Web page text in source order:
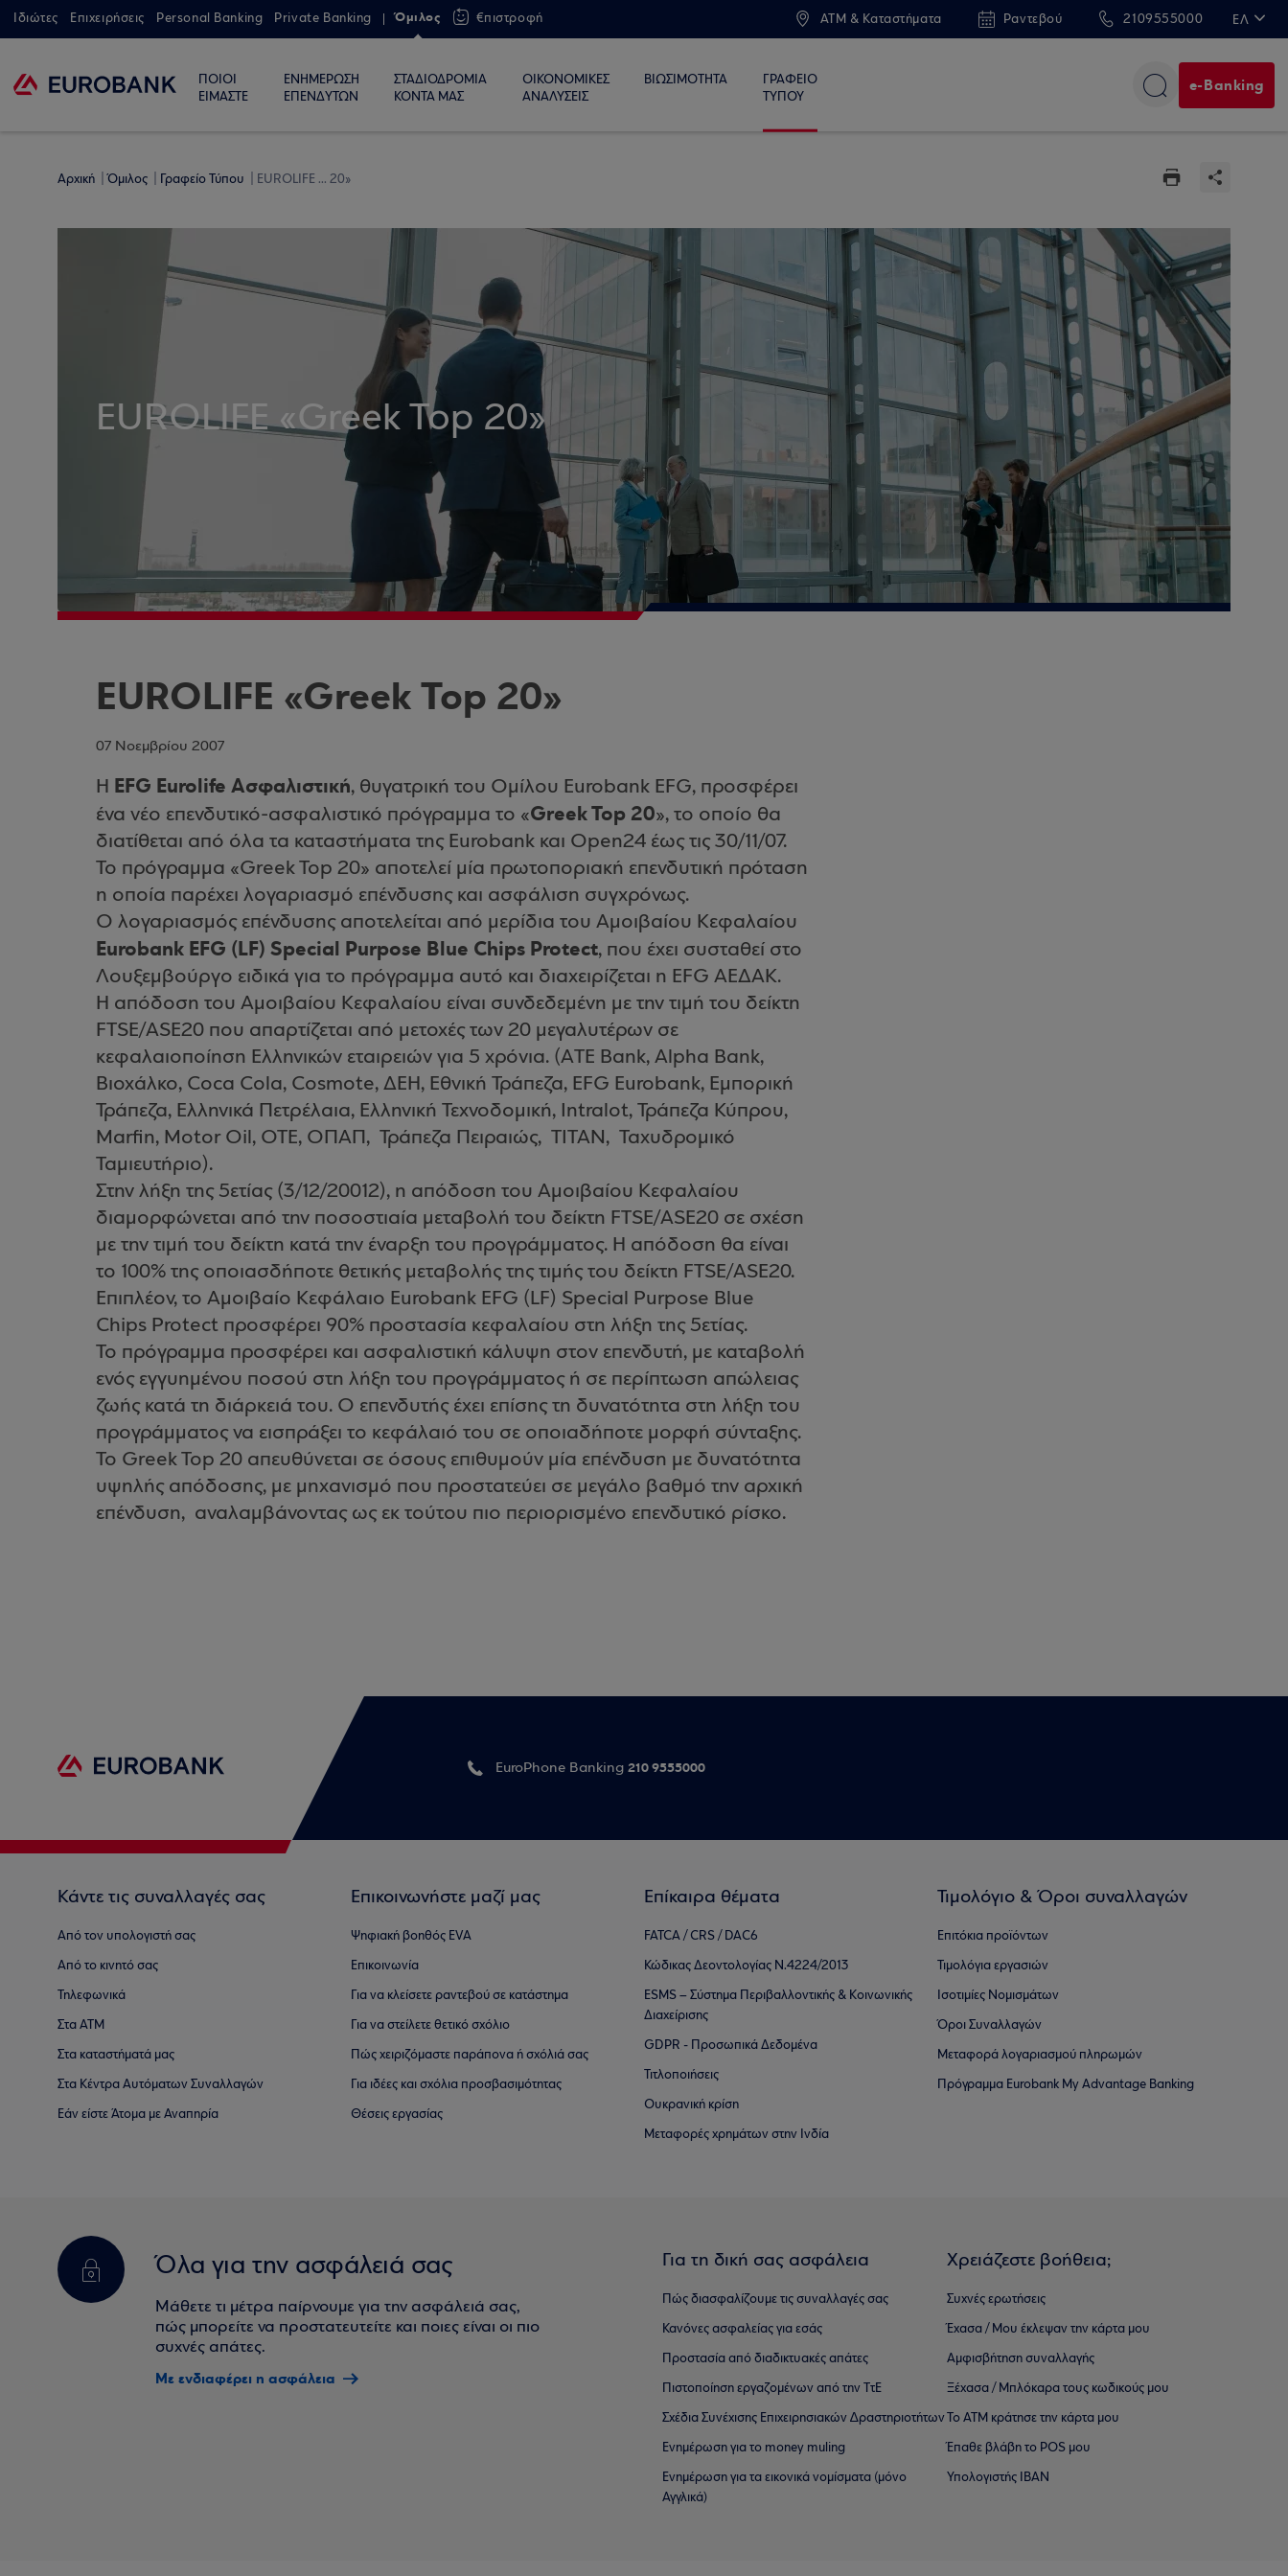
Ιδιώτες Επιχειρήσεις Personal Banking Private Banking Όμιλος €πιστροφή ATM & Καταστήματα Ραντεβού 2109555000 ΕΛ
ΠΟΙΟΙ
ΕΙΜΑΣΤΕ
ΕΝΗΜΕΡΩΣΗ
ΕΠΕΝΔΥΤΩΝ
ΣΤΑΔΙΟΔΡΟΜΙΑ
ΚΟΝΤΑ ΜΑΣ
ΟΙΚΟΝΟΜΙΚΕΣ
ΑΝΑΛΥΣΕΙΣ
ΒΙΩΣΙΜΟΤΗΤΑ
ΓΡΑΦΕΙΟ
ΤΥΠΟΥ
e-Banking
Αρχική Όμιλος Γραφείο Τύπου EUROLIFE ... 20»
EUROLIFE «Greek Top 20»
EUROLIFE «Greek Top 20»
07 Νοεμβρίου 2007
Η EFG Eurolife Ασφαλιστική, θυγατρική του Ομίλου Eurobank EFG, προσφέρει
ένα νέο επενδυτικό-ασφαλιστικό πρόγραμμα το «Greek Top 20», το οποίο θα
διατίθεται από όλα τα καταστήματα της Eurobank και Open24 έως τις 30/11/07.
Το πρόγραμμα «Greek Top 20» αποτελεί μία πρωτοποριακή επενδυτική πρόταση
η οποία παρέχει λογαριασμό επένδυσης και ασφάλιση συγχρόνως.
O λογαριασμός επένδυσης αποτελείται από μερίδια του Αμοιβαίου Κεφαλαίου
Eurobank EFG (LF) Special Purpose Βlue Chips Protect, που έχει συσταθεί στο
Λουξεμβούργο ειδικά για το πρόγραμμα αυτό και διαχειρίζεται η EFG ΑΕΔΑΚ.
Η απόδοση του Αμοιβαίου Κεφαλαίου είναι συνδεδεμένη με την τιμή του δείκτη
FTSE/ASE20 που απαρτίζεται από μετοχές των 20 μεγαλυτέρων σε
κεφαλαιοποίηση Ελληνικών εταιρειών για 5 χρόνια. (ΑTE Bank, Alpha Bank,
Βιοχάλκο, Coca Cola, Cosmote, ΔΕΗ, Εθνική Τράπεζα, EFG Eurobank, Εμπορική
Τράπεζα, Ελληνικά Πετρέλαια, Ελληνική Τεχνοδομική, Ιntralot, Τράπεζα Κύπρου,
Marfin, Μοtor Oil, ΟΤΕ, OΠΑΠ, Τράπεζα Πειραιώς, ΤΙΤΑΝ, Ταχυδρομικό
Ταμιευτήριο).
Στην λήξη της 5ετίας (3/12/20012), η απόδοση του Αμοιβαίου Κεφαλαίου
διαμορφώνεται από την ποσοστιαία μεταβολή του δείκτη FTSE/ASE20 σε σχέση
με την τιμή του δείκτη κατά την έναρξη του προγράμματος. Η απόδοση θα είναι
το 100% της οποιασδήποτε θετικής μεταβολής της τιμής του δείκτη FTSE/ASE20.
Επιπλέον, το Αμοιβαίο Κεφάλαιο Eurobank EFG (LF) Special Purpose Βlue
Chips Protect προσφέρει 90% προστασία κεφαλαίου στη λήξη της 5ετίας.
Το πρόγραμμα προσφέρει και ασφαλιστική κάλυψη στον επενδυτή, με καταβολή
ενός εγγυημένου ποσού στη λήξη του προγράμματος ή σε περίπτωση απώλειας
ζωής κατά τη διάρκειά του. Ο επενδυτής έχει επίσης τη δυνατότητα στη λήξη του
προγράμματος να εισπράξει το κεφάλαιό του σε οποιαδήποτε μορφή σύνταξης.
Το Greek Top 20 απευθύνεται σε όσους επιθυμούν μία επένδυση με δυνατότητα
υψηλής απόδοσης, με μηχανισμό που προστατεύει σε μεγάλο βαθμό την αρχική
επένδυση, αναλαμβάνοντας ως εκ τούτου πιο περιορισμένο επενδυτικό ρίσκο.
EuroPhone Banking 210 9555000
Κάντε τις συναλλαγές σας
Από τον υπολογιστή σας
Από το κινητό σας
Τηλεφωνικά
Στα ΑΤΜ
Στα καταστήματά μας
Στα Κέντρα Αυτόματων Συναλλαγών
Εάν είστε Άτομα με Αναπηρία
Επικοινωνήστε μαζί μας
Ψηφιακή βοηθός EVA
Επικοινωνία
Για να κλείσετε ραντεβού σε κατάστημα
Για να στείλετε θετικό σχόλιο
Πώς χειριζόμαστε παράπονα ή σχόλιά σας
Για ιδέες και σχόλια προσβασιμότητας
Θέσεις εργασίας
Επίκαιρα θέματα
FATCA / CRS / DAC6
Κώδικας Δεοντολογίας Ν.4224/2013
ESMS – Σύστημα Περιβαλλοντικής & Κοινωνικής
Διαχείρισης
GDPR - Προσωπικά Δεδομένα
Τιτλοποιήσεις
Ουκρανική κρίση
Μεταφορές χρημάτων στην Ινδία
Τιμολόγιο & Όροι συναλλαγών
Επιτόκια προϊόντων
Τιμολόγια εργασιών
Ισοτιμίες Νομισμάτων
Όροι Συναλλαγών
Μεταφορά λογαριασμού πληρωμών
Πρόγραμμα Eurobank My Advantage Banking
Όλα για την ασφάλειά σας
Μάθετε τι μέτρα παίρνουμε για την ασφάλειά σας,
πώς μπορείτε να προστατευτείτε και ποιες είναι οι πιο
συχνές απάτες.
Με ενδιαφέρει η ασφάλεια
Για τη δική σας ασφάλεια
Πώς διασφαλίζουμε τις συναλλαγές σας
Κανόνες ασφαλείας για εσάς
Προστασία από διαδικτυακές απάτες
Πιστοποίηση εργαζομένων από την ΤτΕ
Σχέδια Συνέχισης Επιχειρησιακών ∆ραστηριοτήτων
Ενημέρωση για το money muling
Ενημέρωση για τα εικονικά νομίσματα (μόνο
Αγγλικά)
Χρειάζεστε βοήθεια;
Συχνές ερωτήσεις
Έχασα / Μου έκλεψαν την κάρτα μου
Αμφισβήτηση συναλλαγής
Ξέχασα / Μπλόκαρα τους κωδικούς μου
Το ΑΤΜ κράτησε την κάρτα μου
Έπαθε βλάβη το POS μου
Υπολογιστής IBAN